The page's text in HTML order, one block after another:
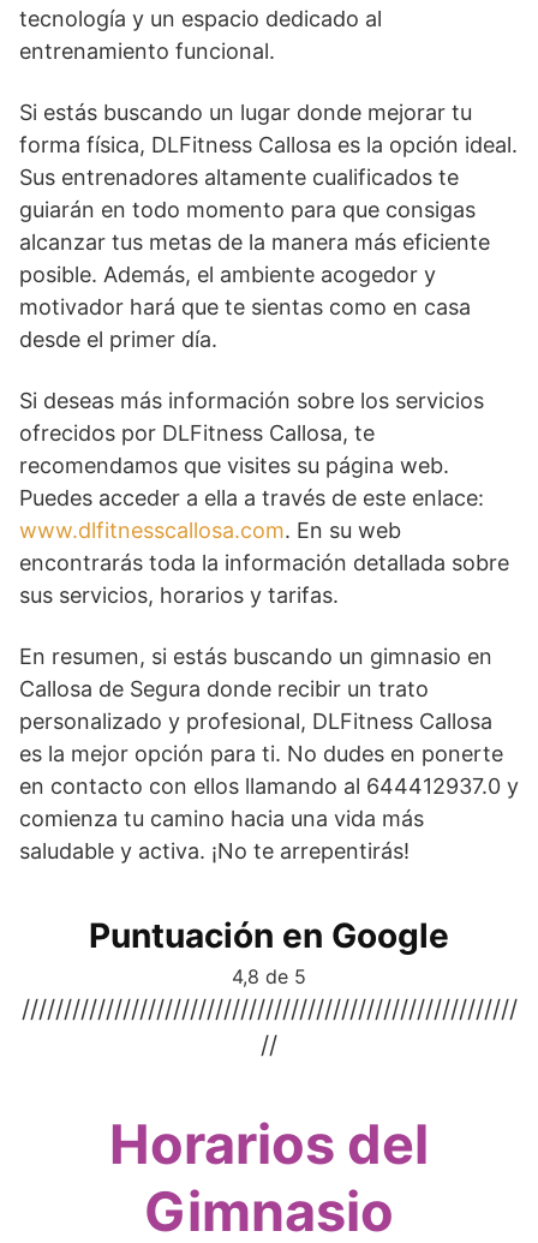
tecnología y un espacio dedicado al
entrenamiento funcional.
Si estás buscando un lugar donde mejorar tu
forma física, DLFitness Callosa es la opción ideal.
Sus entrenadores altamente cualificados te
guiarán en todo momento para que consigas
alcanzar tus metas de la manera más eficiente
posible. Además, el ambiente acogedor y
motivador hará que te sientas como en casa
desde el primer día.
Si deseas más información sobre los servicios
ofrecidos por DLFitness Callosa, te
recomendamos que visites su página web.
Puedes acceder a ella a través de este enlace:
www.dlfitnesscallosa.com. En su web
encontrarás toda la información detallada sobre
sus servicios, horarios y tarifas.
En resumen, si estás buscando un gimnasio en
Callosa de Segura donde recibir un trato
personalizado y profesional, DLFitness Callosa
es la mejor opción para ti. No dudes en ponerte
en contacto con ellos llamando al 644412937.0 y
comienza tu camino hacia una vida más
saludable y activa. ¡No te arrepentirás!
Puntuación en Google
4,8 de 5
///////////////////////////////////////////////////////////
//
Horarios del
Gimnasio